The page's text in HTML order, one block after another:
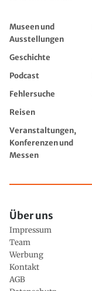
Museen und
Ausstellungen
Geschichte
Podcast
Fehlersuche
Reisen
Veranstaltungen,
Konferenzen und
Messen
Über uns
Impressum
Team
Werbung
Kontakt
AGB